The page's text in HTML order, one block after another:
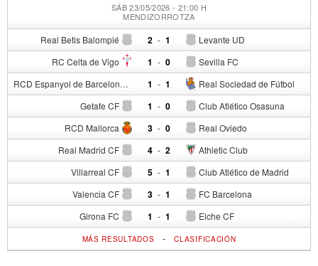
SÁB 23/05/2026 - 21:00 H
MENDIZORROTZA
Real Betis Balompié 2 - Levante UD
1
RC Celta de Vigo 1 - Sevilla FC
0
RCD Espanyol de Barcelona 1 - Real Sociedad de Fútbol
1
Getafe CF 1 - Club Atlético Osasuna
0
RCD Mallorca 3 - Real Oviedo
0
Real Madrid CF 4 - Athletic Club
2
Villarreal CF 5 - Club Atlético de Madrid
1
Valencia CF 3 - FC Barcelona
1
Girona FC 1 - Elche CF
1
MÁS RESULTADOS -CLASIFICACIÓN